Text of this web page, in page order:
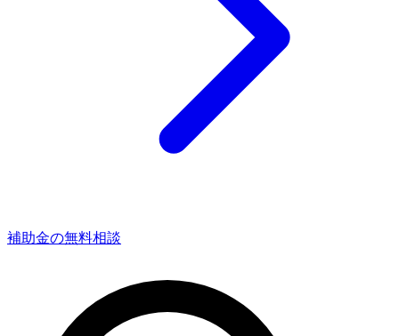
補助金の無料相談